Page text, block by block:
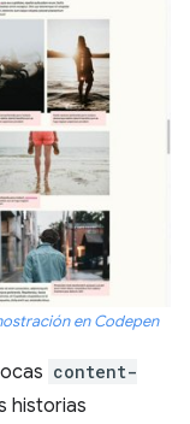
en Codepen
content-
historias